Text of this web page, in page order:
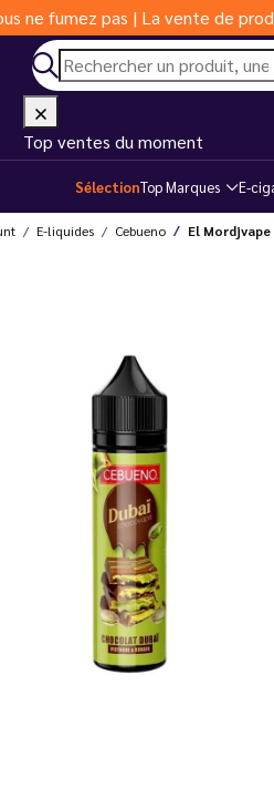
ne fumez pas | La vente de
Top ventes du moment
SélectionTop Marques E-
E-liquides Cebueno El